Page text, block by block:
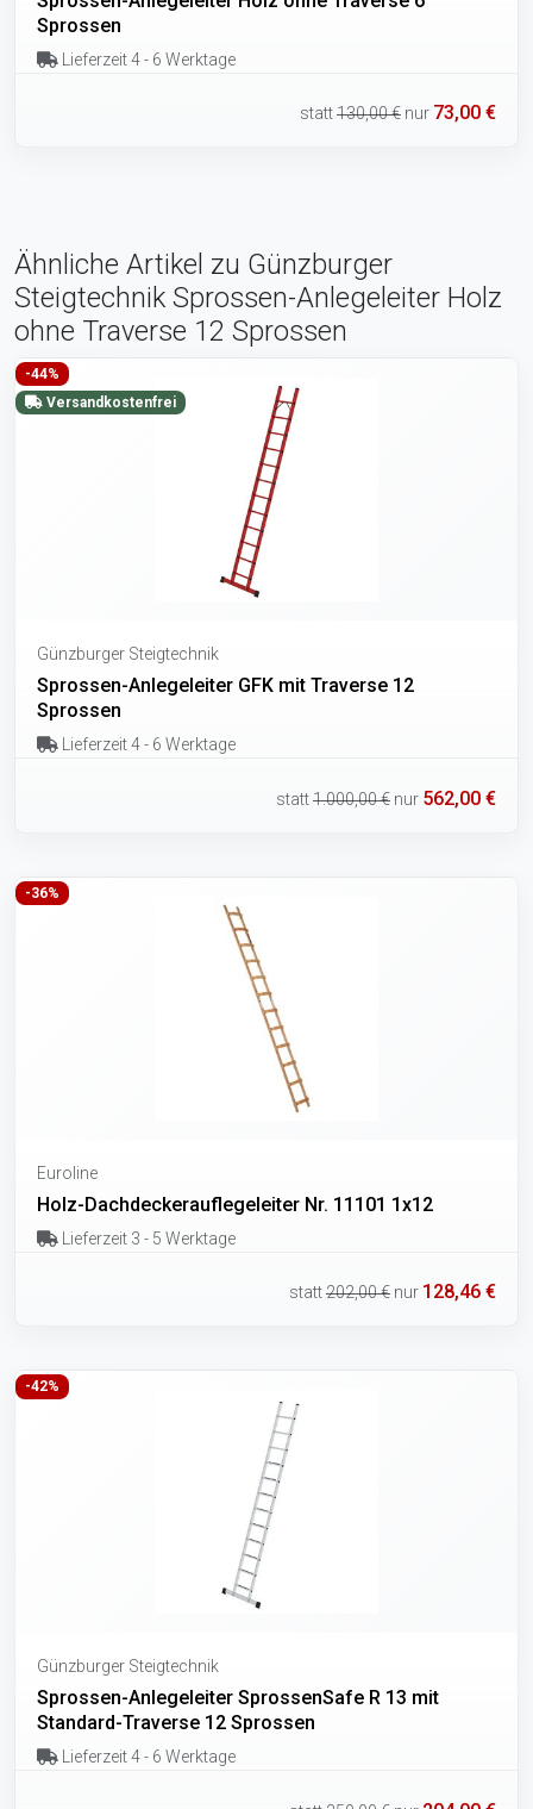
Sprossen
Lieferzeit 4 - 6 Werktage
statt130,00 € nur 73,00 €
Ähnliche Artikel zu Günzburger
Steigtechnik Sprossen-Anlegeleiter Holz
ohne Traverse 12 Sprossen
-44%
Versandkostenfrei
Günzburger Steigtechnik
Sprossen-Anlegeleiter GFK mit Traverse 12
Sprossen
Lieferzeit 4 - 6 Werktage
statt1.000,00 € nur 562,00 €
-36%
Euroline
Holz-Dachdeckerauflegeleiter Nr. 11101 1x12
Lieferzeit 3 - 5 Werktage
statt202,00 € nur 128,46 €
-42%
Günzburger Steigtechnik
Sprossen-Anlegeleiter SprossenSafe R 13 mit
Standard-Traverse 12 Sprossen
Lieferzeit 4 - 6 Werktage